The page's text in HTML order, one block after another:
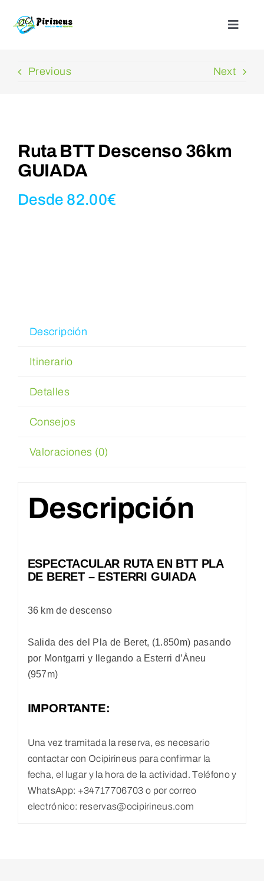
Toggle
¿Quienes somos?
WooCommerce Cart
WooCommerce My Account
Previous Next
Ruta BTT Descenso 36km
GUIADA
Desde 82.00€
Descripción
Itinerario
Detalles
Consejos
Valoraciones (0)
Descripción
ESPECTACULAR RUTA EN BTT PLA
DE BERET – ESTERRI GUIADA
36 km de descenso
Salida des del Pla de Beret, (1.850m) pasando
por Montgarri y llegando a Esterri d’Àneu
(957m)
IMPORTANTE:
Una vez tramitada la reserva, es necesario
contactar con Ocipirineus para confirmar la
fecha, el lugar y la hora de la actividad. Teléfono y
WhatsApp: +34717706703 o por correo
electrónico: reservas@ocipirineus.com